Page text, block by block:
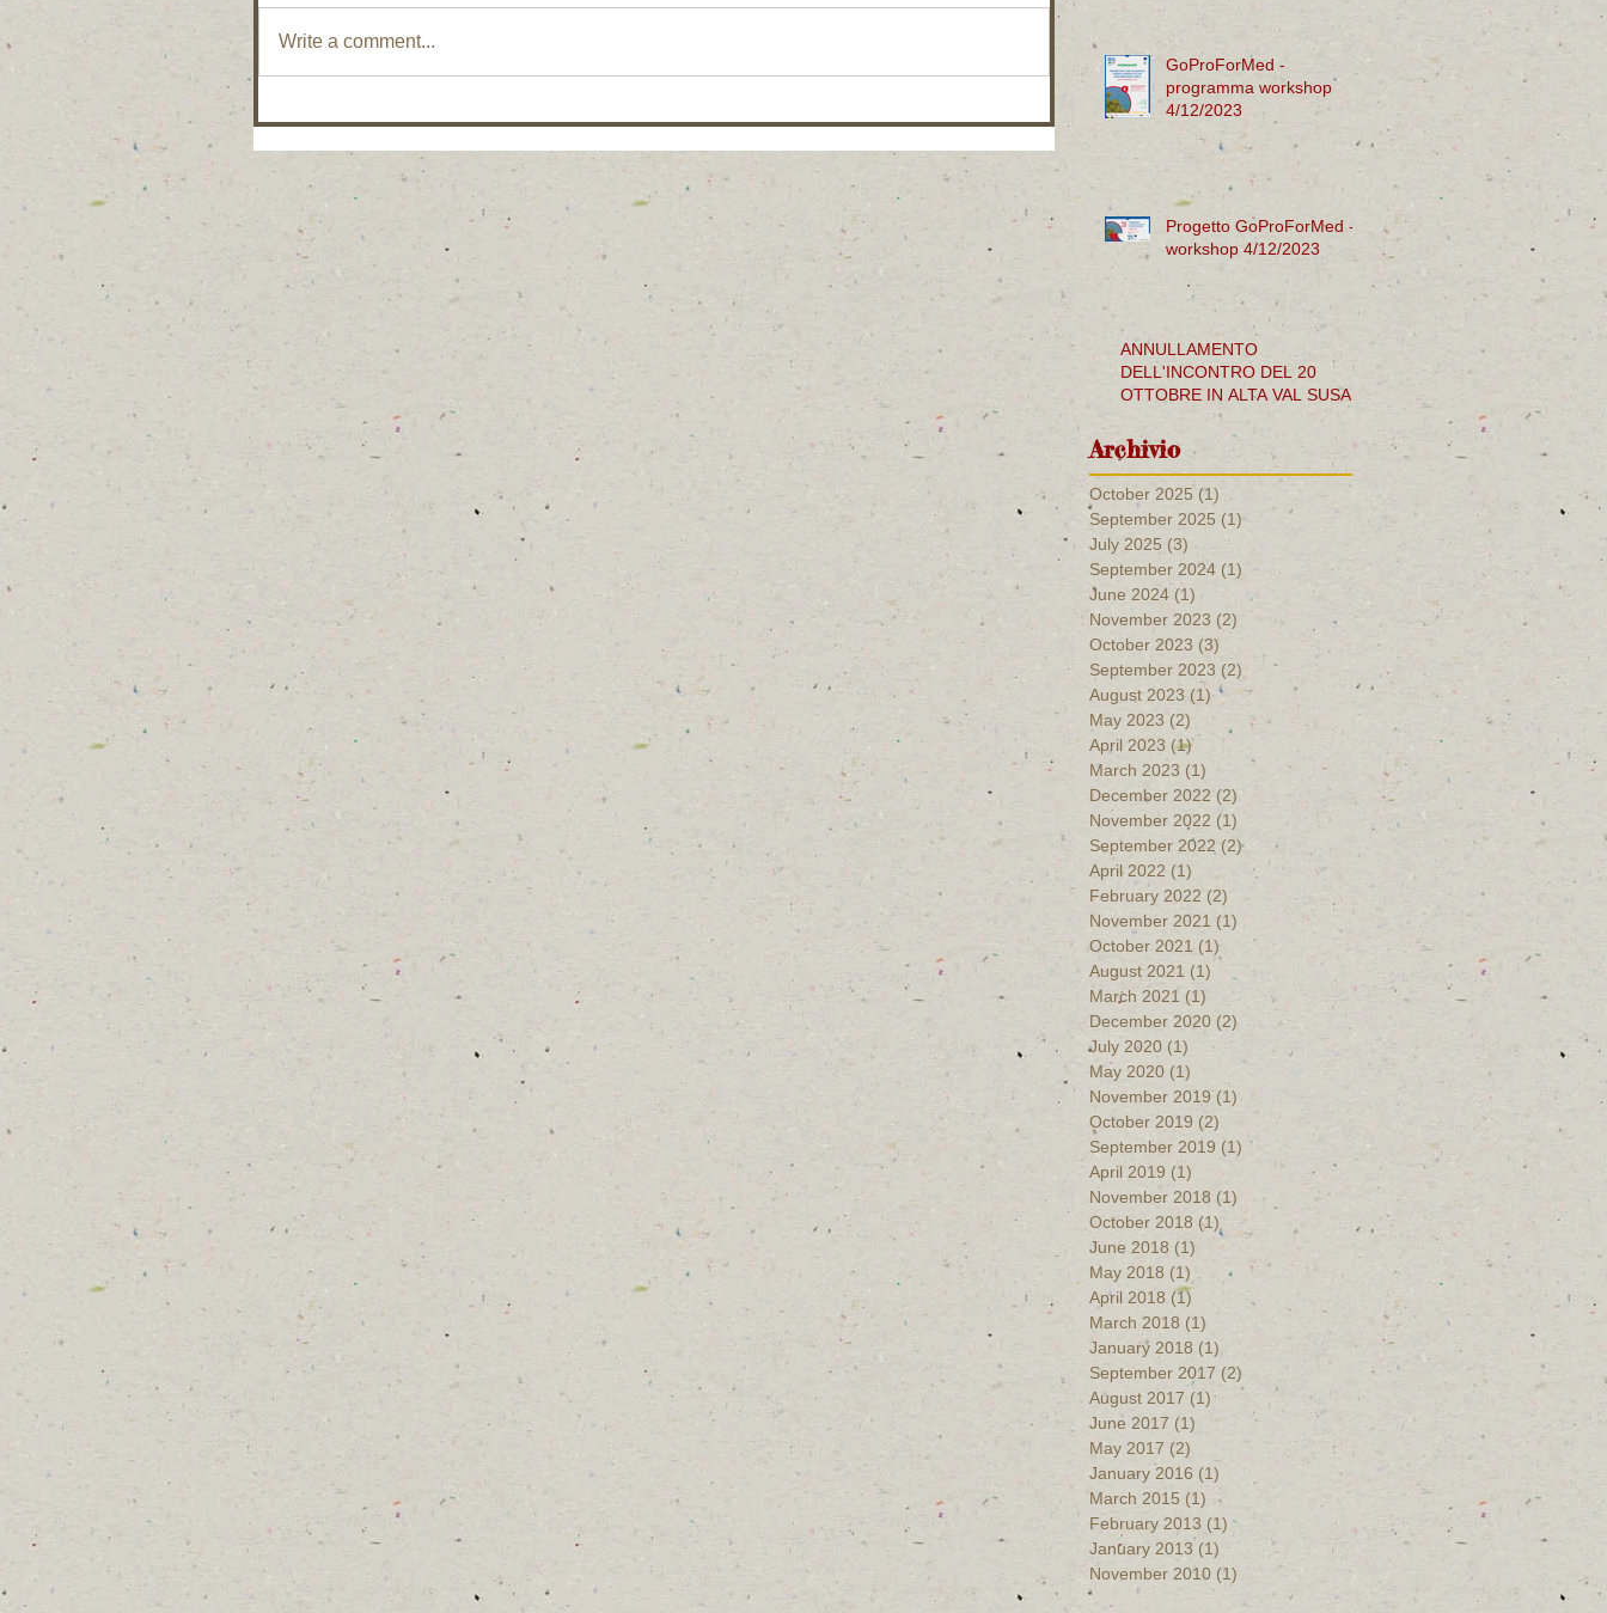
Write a comment...
GoProForMed -
programma workshop
4/12/2023
Progetto GoProForMed -
workshop 4/12/2023
ANNULLAMENTO
DELL'INCONTRO DEL 20
OTTOBRE IN ALTA VAL SUSA
Archivio
October 2025 (1)
September 2025 (1)
July 2025 (3) 3 posts
September 2024 (1) 1 post
June 2024 (1)
November 2023 (2)
October 2023 (3)
September 2023 (2) 2 posts
August 2023 (1)1 post
May 2023 (2)
April 2023 (1)1 post
March 2023 (1)
December 2022 (2) 2 posts
November 2022 (1)
September 2022 (2)2 posts
April 2022 (1)
February 2022 (2)
November 2021 (1)
October 2021 (1) 1 post
August 2021 (1)
March 2021 (1) 1 post
December 2020 (2) 2 posts
July 2020 (1) 1 post
May 2020 (1)
November 2019 (1)
October 2019 (2)
September 2019 (1) 1 post
April 2019 (1)
November 2018 (1)
October 2018 (1) 1 post
June 2018 (1) 1 post
May 2018 (1) 1 post
April 2018 (1)
March 2018 (1)
January 2018 (1)
September 2017 (2)
August 2017 (1)1 post
June 2017 (1)
May 2017 (2)
January 2016 (1)
March 2015 (1) 1 post
February 2013 (1) 1 post
January 2013 (1)
November 2010 (1) 1 post